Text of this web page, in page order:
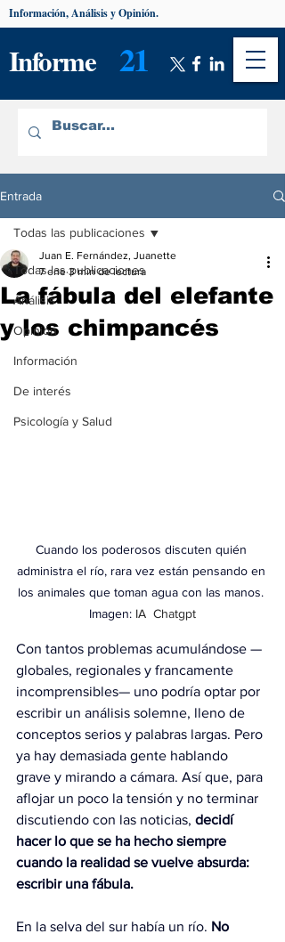
Informe 21
Información, Análisis y Opinión.
Entrada
Todas las publicaciones
Análisis
Opinión
Información
De interés
Psicología y Salud
Todas las publicaciones
La fábula del elefante
y los chimpancés
Juan E. Fernández, Juanette
7 ene 3 min de lectura
Cuando los poderosos discuten quién
administra el río, rara vez están pensando en
los animales que toman agua con las manos.
Imagen: IA  Chatgpt
Con tantos problemas acumulándose —
globales, regionales y francamente
incomprensibles— uno podría optar por
escribir un análisis solemne, lleno de
conceptos serios y palabras largas. Pero
ya hay demasiada gente hablando
grave y mirando a cámara. Así que, para
aflojar un poco la tensión y no terminar
discutiendo con las noticias, decidí
hacer lo que se ha hecho siempre
cuando la realidad se vuelve absurda:
escribir una fábula.
En la selva del sur había un río. No